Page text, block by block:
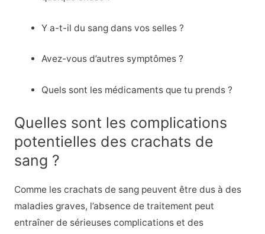
Y a-t-il du sang dans vos selles ?
Avez-vous d’autres symptômes ?
Quels sont les médicaments que tu prends ?
Quelles sont les complications
potentielles des crachats de
sang ?
Comme les crachats de sang peuvent être dus à des
maladies graves, l’absence de traitement peut
entraîner de sérieuses complications et des